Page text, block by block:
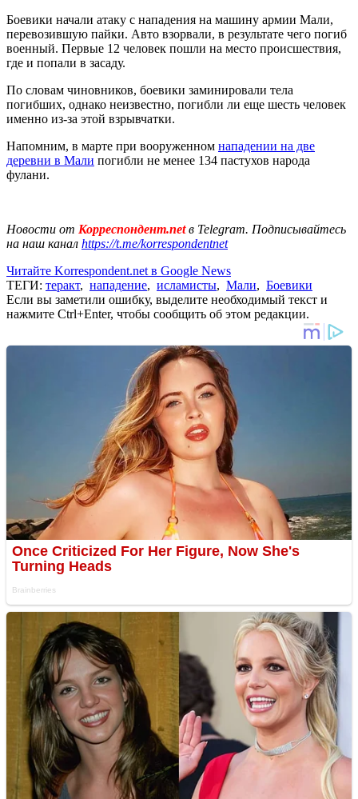
Боевики начали атаку с нападения на машину армии Мали,
перевозившую пайки. Авто взорвали, в результате чего погиб
военный. Первые 12 человек пошли на место происшествия,
где и попали в засаду.
По словам чиновников, боевики заминировали тела
погибших, однако неизвестно, погибли ли еще шесть человек
именно из-за этой взрывчатки.
Напомним, в марте при вооруженном нападении на две
деревни в Мали погибли не менее 134 пастухов народа
фулани.
Новости от Корреспондент.netв Telegram. Подписывайтесь
на наш канал https://t.me/korrespondentnet
Читайте Korrespondent.net в Google News
ТЕГИ: теракт, нападение, исламисты, Мали, Боевики
Если вы заметили ошибку, выделите необходимый текст и
нажмите Ctrl+Enter, чтобы сообщить об этом редакции.